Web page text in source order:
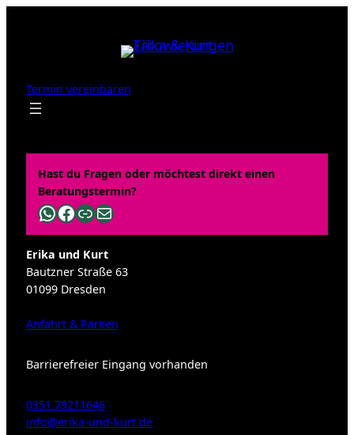
Termin vereinbaren
Hast du Fragen oder möchtest direkt einen
Beratungstermin?
WhatsApp
Facebook
Link
E-Mail
Erika und Kurt
Bautzner Straße 63
01099 Dresden
Anfahrt & Parken
Barrierefreier Eingang vorhanden
0351 79211646
info@erika-und-kurt.de